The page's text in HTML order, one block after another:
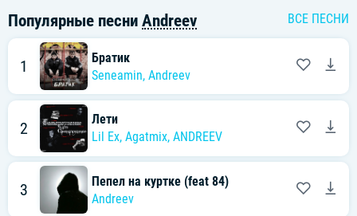
Популярные песни Andreev ВСЕ ПЕСНИ
1
Братик
Seneamin, Andreev
2
Лети
Lil Ex, Agatmix, ANDREEV
3
Пепел на куртке (feat 84)
Andreev